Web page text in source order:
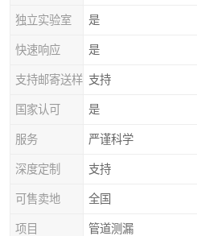
独立实验室 是
快速响应 是
支持邮寄送样 支持
国家认可 是
服务 严谨科学
深度定制 支持
可售卖地 全国
项目 管道测漏